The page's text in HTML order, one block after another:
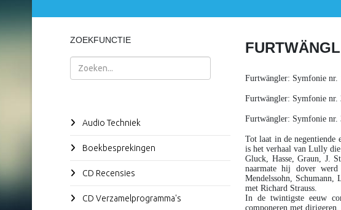
ZOEKFUNCTIE
Zoeken
Audio Techniek
Boekbesprekingen
CD Recensies
CD Verzamelprogramma's
Furtwängler: Symfonie nr.
Furtwängler: Symfonie nr.
Furtwängler: Symfonie nr.
Tot laat in de negentiende
is het verhaal van Lully
Gluck, Hasse, Graun, J.
naarmate hij dover werd
Mendelssohn,
met Richard Strauss.
In de twintigste eeuw
componeren met